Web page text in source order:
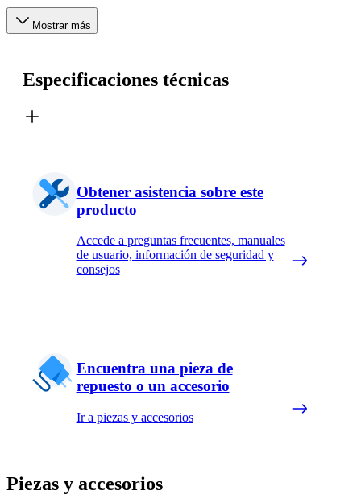
Mostrar más
Especificaciones técnicas
Obtener asistencia sobre este
producto
Accede a preguntas frecuentes, manuales
de usuario, información de seguridad y
consejos
Encuentra una pieza de
repuesto o un accesorio
Ir a piezas y accesorios
Piezas y accesorios